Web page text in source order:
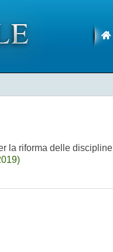
la riforma delle discipline